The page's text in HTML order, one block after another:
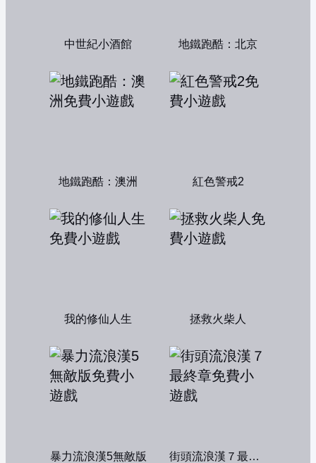
中世紀小酒館 地鐵跑酷：北京
地鐵跑酷：澳洲 紅色警戒2
我的修仙人生 拯救火柴人
暴力流浪漢5無敵版 街頭流浪漢７最終章